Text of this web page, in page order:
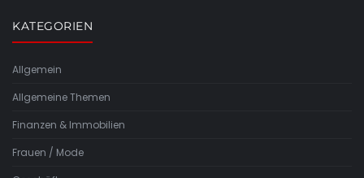
KATEGORIEN
Allgemein
Allgemeine Themen
Finanzen & Immobilien
Frauen / Mode